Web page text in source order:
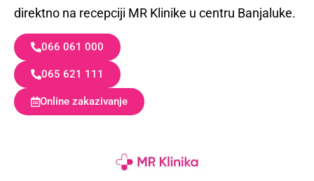
direktno na recepciji MR Klinike u centru Banjaluke.
066 061 000
065 621 111
Online zakazivanje